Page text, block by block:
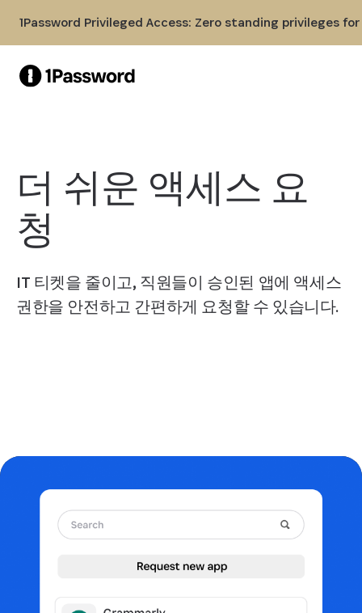
1Password Privileged Access: Zero standing privileges
더 쉬운 액세스 요
청
IT 티켓을 줄이고, 직원들이 승인된 앱에 액세스
권한을 안전하고 간편하게 요청할 수 있습니다.